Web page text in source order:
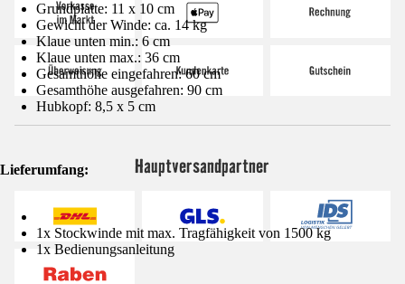
Grundplatte: 11 x 10 cm
Gewicht der Winde: ca. 14 kg
Klaue unten min.: 6 cm
Klaue unten max.: 36 cm
Gesamthöhe eingefahren: 60 cm
Gesamthöhe ausgefahren: 90 cm
Hubkopf: 8,5 x 5 cm
Lieferumfang:
1x Stockwinde mit max. Tragfähigkeit von 1500 kg
1x Bedienungsanleitung
Hauptversandpartner